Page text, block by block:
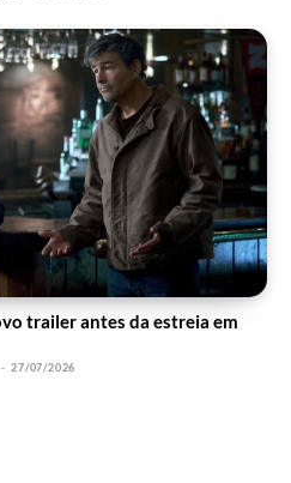
trailer antes da estreia em
- 27/07/2026